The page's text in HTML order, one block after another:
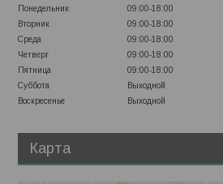
Понедельник
09:00-18:00
Вторник
09:00-18:00
Среда
09:00-18:00
Четверг
09:00-18:00
Пятница
09:00-18:00
Суббота
Выходной
Воскресенье
Выходной
Карта